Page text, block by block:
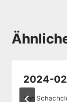
2024-
Von